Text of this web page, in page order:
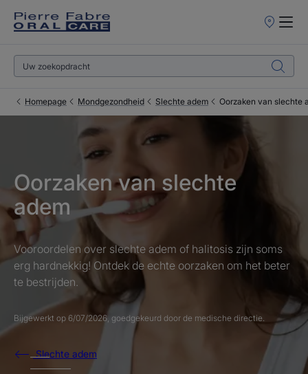
Homepage Mondgezondheid Slechte adem Oorzaken van slechte
Oorzaken van slechte
adem
Vooroordelen over slechte adem of halitosis zijn soms
erg hardnekkig! Ontdek de echte oorzaken om het beter
te bestrijden.
Bijgewerkt op 6/07/2026, goedgekeurd door de medische directie.
Slechte adem